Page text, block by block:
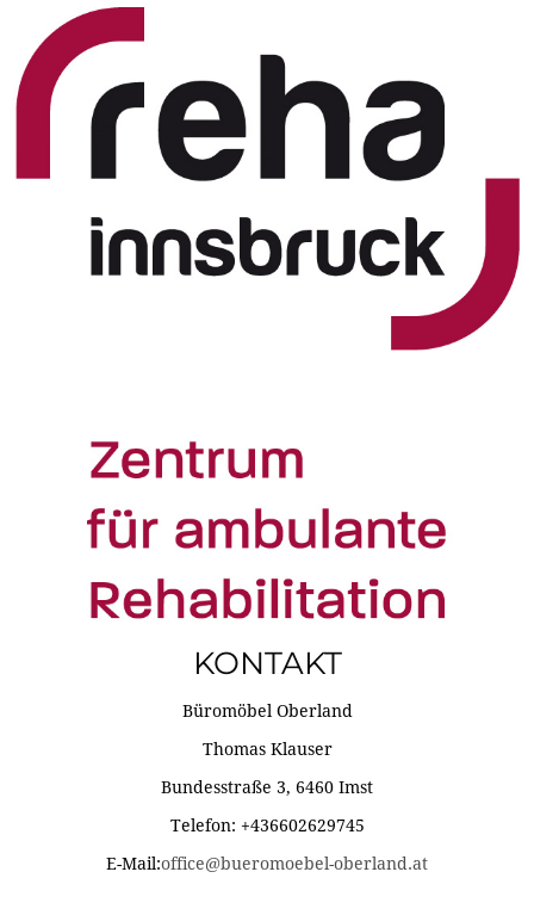
KONTAKT
Büromöbel Oberland
Thomas Klauser
Bundesstraße 3, 6460 Imst
Telefon: +436602629745
E-Mail:office@bueromoebel-oberland.at